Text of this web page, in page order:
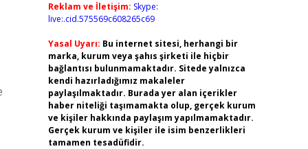
Reklam ve İletişim: Skype:
live:.cid.575569c608265c69
Yasal Uyarı: Bu internet sitesi, herhangi bir
marka, kurum veya şahıs şirketi ile hiçbir
bağlantısı bulunmamaktadır. Sitede yalnızca
kendi hazırladığımız makaleler
paylaşılmaktadır. Burada yer alan içerikler
haber niteliği taşımamakta olup, gerçek kurum
ve kişiler hakkında paylaşım yapılmamaktadır.
Gerçek kurum ve kişiler ile isim benzerlikleri
tamamen tesadüfidir.